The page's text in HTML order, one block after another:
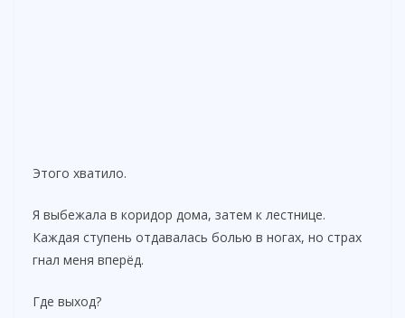
Этого хватило.
Я выбежала в коридор дома, затем к лестнице.
Каждая ступень отдавалась болью в ногах, но страх
гнал меня вперёд.
Где выход?